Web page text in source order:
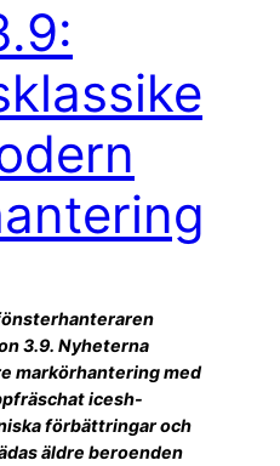
3.9. Nyheterna
markörhantering med
icesh-
förbättringar och
äldre beroenden